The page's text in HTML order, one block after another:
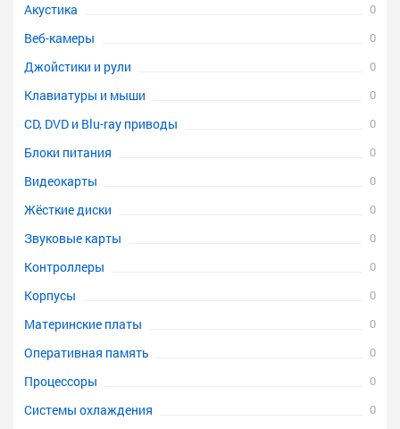
Акустика 0
Веб-камеры 0
Джойстики и рули 0
Клавиатуры и мыши 0
CD, DVD и Blu-ray приводы 0
Блоки питания 0
Видеокарты 0
Жёсткие диски 0
Звуковые карты 0
Контроллеры 0
Корпусы 0
Материнские платы 0
Оперативная память 0
Процессоры 0
Системы охлаждения 0